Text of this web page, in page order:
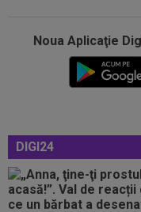
Noua Aplicaţie
DIGI24
Jovo Lukic e
00:17
Micael
împușcat în timpul
00:04
Surpriza serii